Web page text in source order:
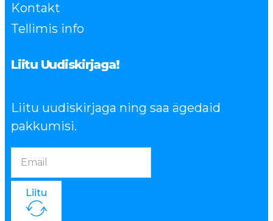
Kontakt
Tellimis info
Liitu Uudiskirjaga!
Liitu uudiskirjaga ning saa ägedaid
pakkumisi.
Liitu